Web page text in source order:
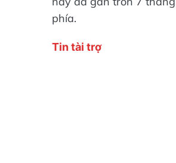
này đã gần tròn 7
phía.